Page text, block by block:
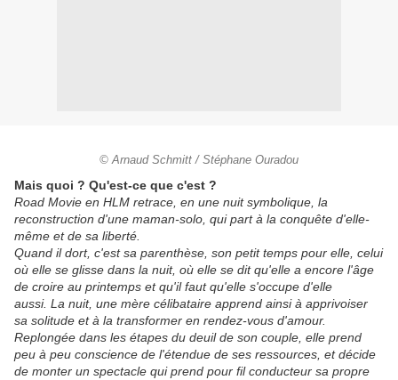
© Arnaud Schmitt / Stéphane Ouradou
Mais quoi ? Qu'est-ce que c'est ?
Road Movie en HLM retrace, en une nuit symbolique, la
reconstruction d'une maman-solo, qui part à la conquête d'elle-
même et de sa liberté.
Quand il dort, c'est sa parenthèse, son petit temps pour elle, celui
où elle se glisse dans la nuit, où elle se dit qu'elle a encore l'âge
de croire au printemps et qu'il faut qu'elle s'occupe d'elle
aussi. La nuit, une mère célibataire apprend ainsi à apprivoiser
sa solitude et à la transformer en rendez-vous d'amour.
Replongée dans les étapes du deuil de son couple, elle prend
peu à peu conscience de l'étendue de ses ressources, et décide
de monter un spectacle qui prend pour fil conducteur sa propre